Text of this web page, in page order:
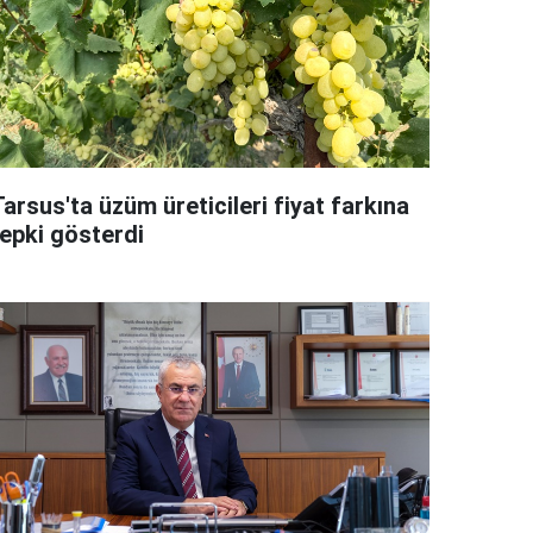
üzüm üreticileri fiyat farkına
gösterdi